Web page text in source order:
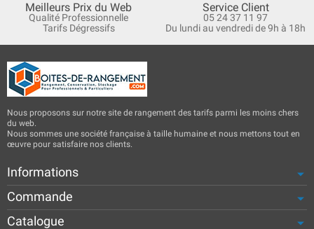
Meilleurs Prix du Web
Qualité Professionnelle
Tarifs Dégressifs
Service Client
05 24 37 11 97
Du lundi au vendredi de 9h à 18h
Nous proposons sur notre site de rangement des tarifs parmi les moins chers
du web.
Nous sommes une société française à taille humaine et nous mettons tout en
œuvre pour satisfaire nos clients.
Informations
Commande
Catalogue